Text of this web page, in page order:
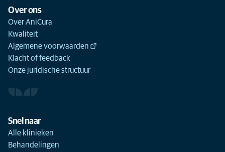
Over ons
Over AniCura
Kwaliteit
Algemene voorwaarden
Klacht of feedback
Onze juridische structuur
Snel naar
Alle klinieken
Behandelingen